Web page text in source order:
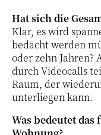
Hat sich die
Klar, es wird
bedacht werden
oder zehn Jahren?
durch Videocalls
Raum, der
unterliegen kann.
Was bedeutet